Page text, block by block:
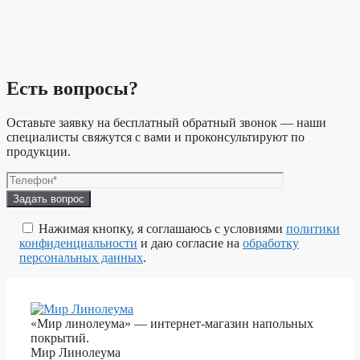
Есть вопросы?
Оставьте заявку на бесплатный обратный звонок — наши
специалисты свяжутся с вами и проконсультируют по
продукции.
Оставьте
это
поле
пустым.
Нажимая кнопку, я соглашаюсь с условиями политики
конфиденциальности и даю согласие на обработку
персональных данных.
«Мир линолеума» — интернет-магазин напольных
покрытий.
Мир Линолеума